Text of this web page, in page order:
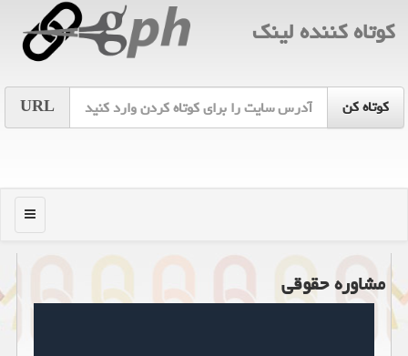
كوتاه كننده لینك
URL
منو
مشاوره حقوقی